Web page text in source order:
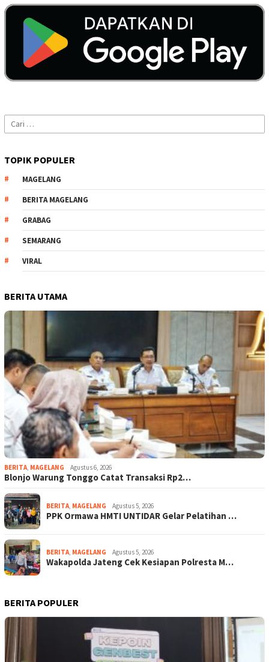
Cari
untuk:
TOPIK POPULER
MAGELANG
BERITA MAGELANG
GRABAG
SEMARANG
VIRAL
BERITA UTAMA
BERITA, MAGELANG Agustus 6, 2026
Blonjo Warung Tonggo Catat Transaksi Rp2…
BERITA, MAGELANG Agustus 5, 2026
PPK Ormawa HMTI UNTIDAR Gelar Pelatihan …
BERITA, MAGELANG Agustus 5, 2026
Wakapolda Jateng Cek Kesiapan Polresta M…
BERITA POPULER